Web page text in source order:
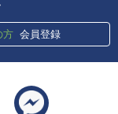
方 会員登録